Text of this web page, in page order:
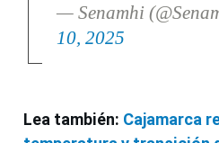
— Senamhi
10, 2025
Lea también: Cajamarca